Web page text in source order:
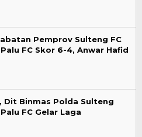
Pemprov Sulteng FC
FC Skor 6-4, Anwar Hafid
Dit Binmas Polda Sulteng
FC Gelar Laga